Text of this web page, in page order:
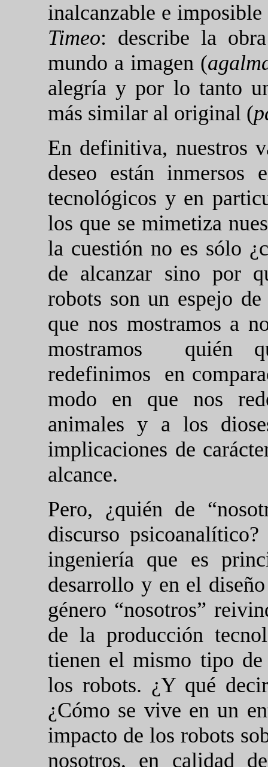
inalcanzable e
Timeo: describe la
mundo a imagen (
alegría y por lo tanto
más similar al original (
En definitiva, nuestros
deseo están inmersos
tecnológicos y en
los que se mimetiza
la cuestión no es sólo
de alcanzar sino por
robots son un espejo
que nos mostramos a
mostramos
quién
redefinimos
en
modo en que nos
animales y a los
implicaciones de
alcance.
Pero, ¿quién de
discurso
ingeniería que es
desarrollo y en el
género “nosotros”
de la producción
tienen el mismo tipo
los robots. ¿Y qué
¿Cómo se vive en un
impacto de los robots
nosotros, en calidad